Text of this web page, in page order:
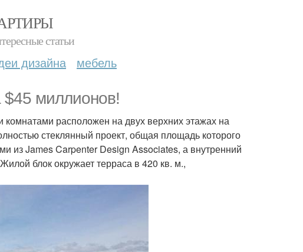
статьи
дизайна мебель
$45 миллионов!
расположен на двух верхних этажах на
стеклянный проект, общая площадь которого
из James Carpenter Design Associates, а внутренний
блок окружает терраса в 420 кв. м.,